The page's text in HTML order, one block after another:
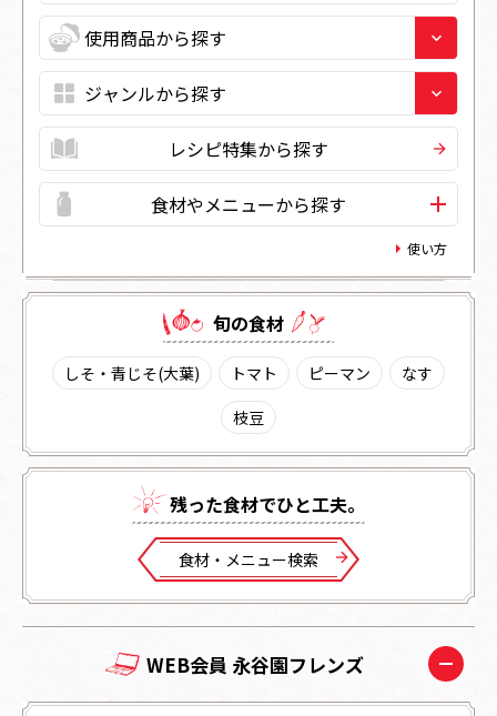
レシピ特集から探す
食材やメニューから探す
使い方
旬の⾷材
しそ・青じそ(大葉) トマト ピーマン
なす
枝豆
残った⾷材でひと⼯夫。
⾷材・メニュー検索
WEB会員 永谷園フレンズ